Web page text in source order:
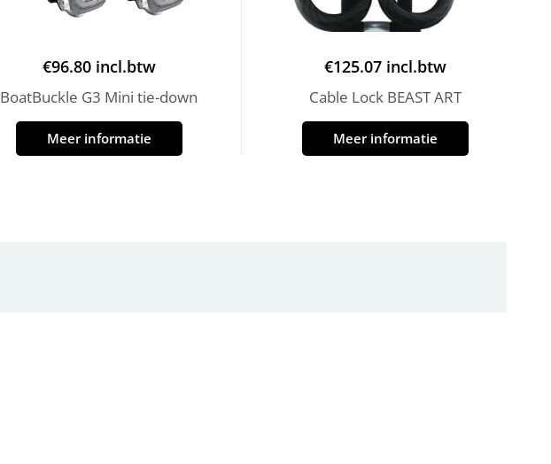
€96.80 incl.btw
BoatBuckle G3 Mini tie-down
Meer informatie
€125.07 incl.btw
Cable Lock BEAST ART
Meer informatie